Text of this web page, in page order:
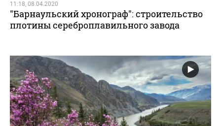
11:18, 08.04.2020
"Барнаульский хронограф": строительство
плотины сереброплавильного завода